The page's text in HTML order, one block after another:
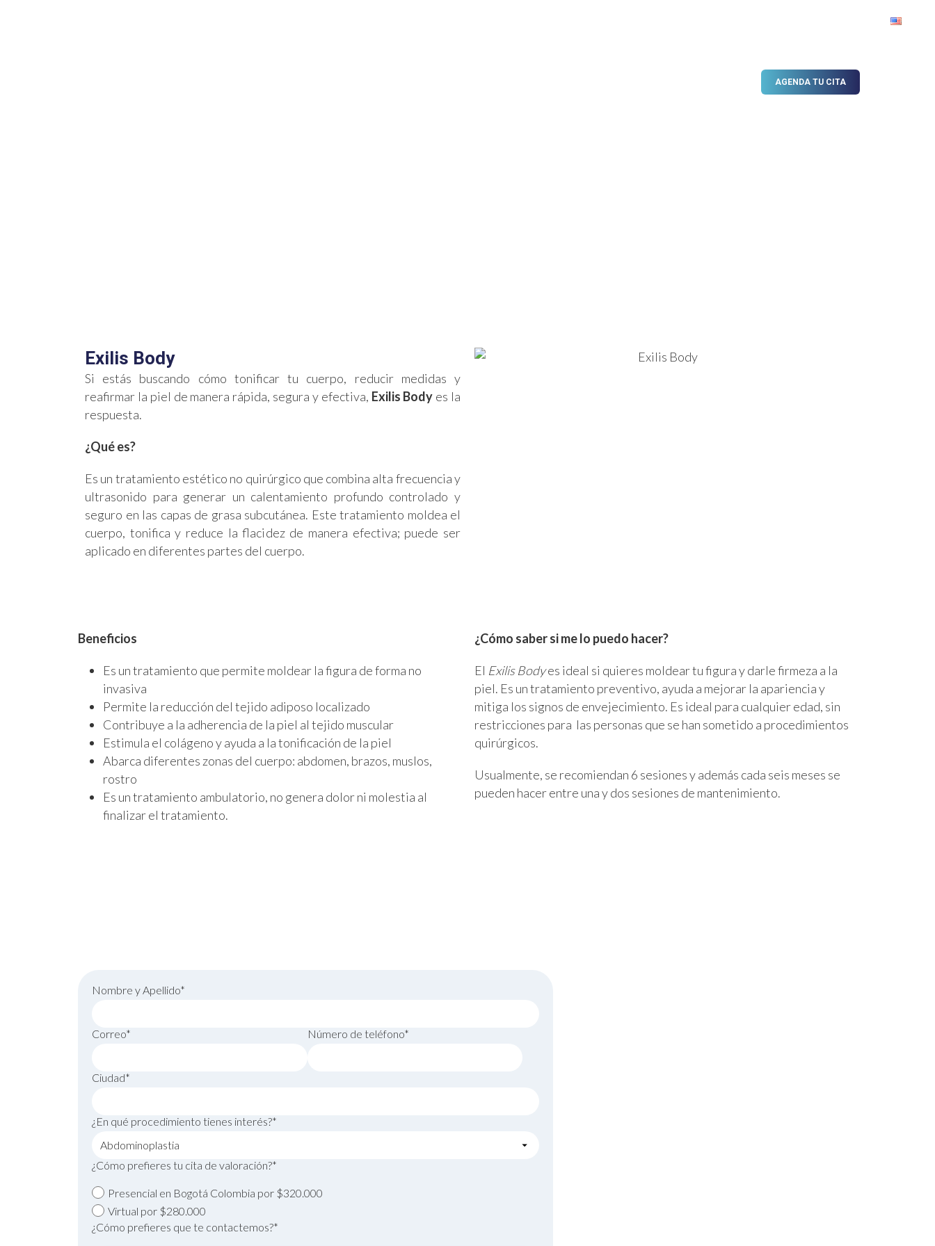
AGENDA TU CITA
Exilis Body
Si estás buscando cómo tonificar tu cuerpo, reducir medidas y
reafirmar la piel de manera rápida, segura y efectiva, Exilis Body es la
respuesta.
¿Qué es?
Es un tratamiento estético no quirúrgico que combina alta frecuencia y
ultrasonido para generar un calentamiento profundo controlado y
seguro en las capas de grasa subcutánea. Este tratamiento moldea el
cuerpo, tonifica y reduce la flacidez de manera efectiva; puede ser
aplicado en diferentes partes del cuerpo.
Beneficios
Es un tratamiento que permite moldear la figura de forma no
invasiva
Permite la reducción del tejido adiposo localizado
Contribuye a la adherencia de la piel al tejido muscular
Estimula el colágeno y ayuda a la tonificación de la piel
Abarca diferentes zonas del cuerpo: abdomen, brazos, muslos,
rostro
Es un tratamiento ambulatorio, no genera dolor ni molestia al
finalizar el tratamiento.
¿Cómo saber si me lo puedo hacer?
El Exilis Bodyes ideal si quieres moldear tu figura y darle firmeza a la
piel. Es un tratamiento preventivo, ayuda a mejorar la apariencia y
mitiga los signos de envejecimiento. Es ideal para cualquier edad, sin
restricciones para las personas que se han sometido a procedimientos
quirúrgicos.
Usualmente, se recomiendan 6 sesiones y además cada seis meses se
pueden hacer entre una y dos sesiones de mantenimiento.
Nombre y Apellido*
Correo* Número de teléfono*
Ciudad*
¿En qué procedimiento tienes interés?*
¿Cómo prefieres tu cita de valoración?*
Presencial en Bogotá Colombia por $320.000
Virtual por $280.000
¿Cómo prefieres que te contactemos?*